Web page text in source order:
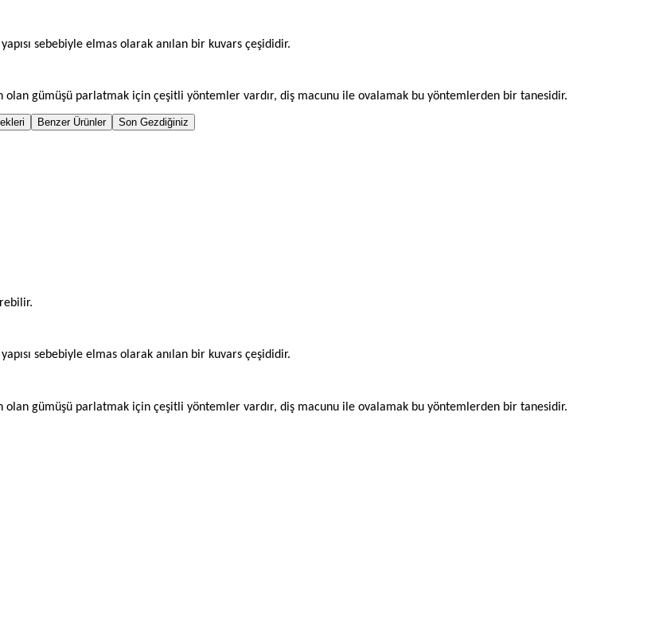
sebebiyle elmas olarak anılan bir kuvars çeşididir.
gümüşü parlatmak için çeşitli yöntemler vardır, diş macunu ile ovalamak bu yöntemlerden bir tanesidir.
Benzer Ürünler Son Gezdiğiniz
sebebiyle elmas olarak anılan bir kuvars çeşididir.
gümüşü parlatmak için çeşitli yöntemler vardır, diş macunu ile ovalamak bu yöntemlerden bir tanesidir.